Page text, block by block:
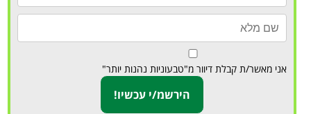
אני מאשר/ת קבלת דיוור מ"טבעוניות נהנות יותר"